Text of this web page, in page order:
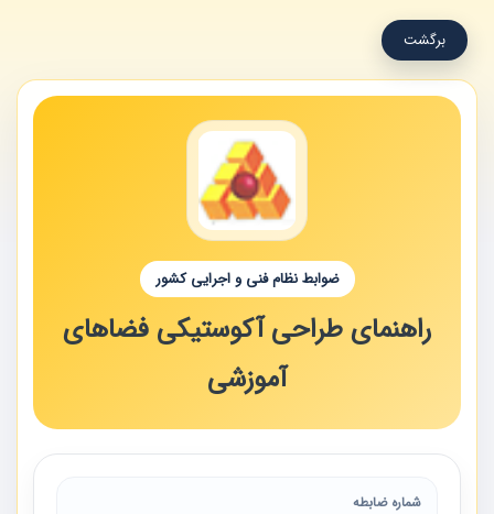
برگشت
ضوابط نظام فنی و اجرایی کشور
راهنمای طراحی آکوستیکی فضاهای
آموزشی
شماره ضابطه